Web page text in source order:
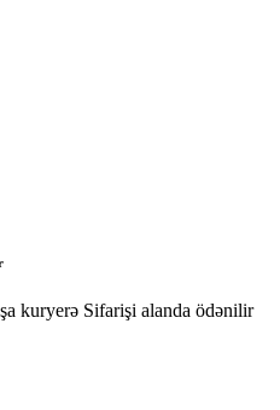
kuryerə Sifarişi alanda ödənilir